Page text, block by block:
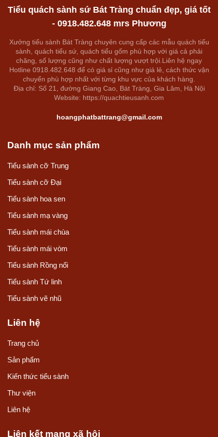
Tiểu quách sành sứ Bát Tràng chuẩn đẹp, giá tốt
- 0918.482.648 mrs Phương
Xưởng tiểu sành Bát Tràng chuyên cung cấp các mẫu quách tiểu
sành, quách tiểu sứ, quách tiểu gốm phù hợp với giá cả phải
chăng, số lượng cũng như chất lượng vượt trội.Liên hệ ngay
Hotline 0918.482.648 để có giá sỉ cũng như giá lẻ, cách thức vận
chuyển phù hợp nhất với từng khu vực của khách hàng.
Địa chỉ: Số 21, đường Giang Cao, Bát Tràng, Gia Lâm, Hà Nội
Website: https://quachtieusanh.com
hoangphatbattrang@gmail.com
Danh mục sản phẩm
Tiểu sành cỡ Trung
Tiểu sành cỡ Đại
Tiểu sành hoa sen
Tiểu sành mạ vàng
Tiểu sành mái chùa
Tiểu sành mái vòm
Tiểu sành Rồng nổi
Tiểu sành Tứ linh
Tiểu sành vẽ nhũ
Liên hệ
Trang chủ
Sản phẩm
Kiến thức tiểu sành
Thư viện
Liên hệ
Liên kết mạng xã hội